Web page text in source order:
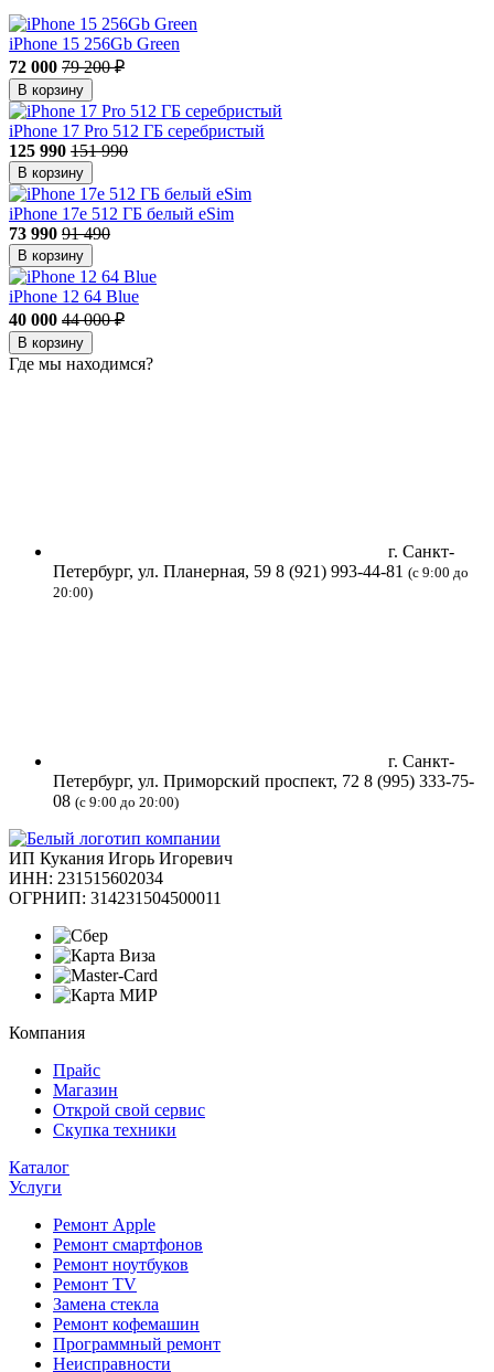
iPhone 15 256Gb Green
72 000 79 200 ₽
В корзину
iPhone 17 Pro 512 ГБ серебристый
125 990 151 990
В корзину
iPhone 17e 512 ГБ белый eSim
73 990 91 490
В корзину
iPhone 12 64 Blue
40 000 44 000 ₽
В корзину
Где мы находимся?
г. Санкт-
Петербург, ​ул. Планерная, 59 8 (921) 993-44-81 (с 9:00 до
20:00)
г. Санкт-
Петербург, ​ул. Приморский проспект, 72 8 (995) 333-75-
08 (с 9:00 до 20:00)
ИП Кукания Игорь Игоревич
ИНН: 231515602034
ОГРНИП: 314231504500011
Компания
Прайс
Магазин
Открой свой сервис
Скупка техники
Каталог
Услуги
Ремонт Apple
Ремонт смартфонов
Ремонт ноутбуков
Ремонт TV
Замена стекла
Ремонт кофемашин
Программный ремонт
Неисправности